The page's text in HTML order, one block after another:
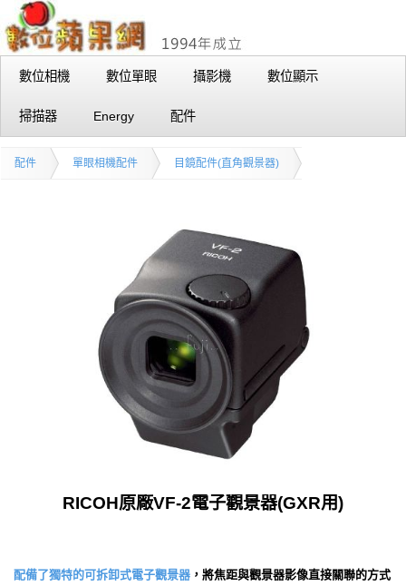
數位相機 數位單眼 攝影機 數位顯示
掃描器 Energy 配件
配件 單眼相機配件 目鏡配件(直角觀景器)
RICOH原廠VF-2電子觀景器(GXR用)
配備了獨特的可拆卸式電子觀景器 ，將焦距與觀景器影像直接關聯的方式